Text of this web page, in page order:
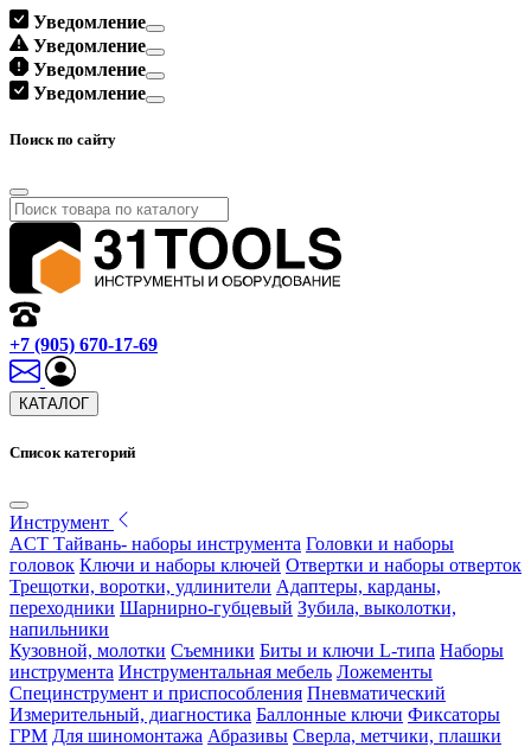
Уведомление
Уведомление
Уведомление
Уведомление
Поиск по сайту
+7 (905) 670-17-69
КАТАЛОГ
Список категорий
Инструмент
ACT Тайвань- наборы инструмента Головки и наборы
головок Ключи и наборы ключей Отвертки и наборы отверток
Трещотки, воротки, удлинители Адаптеры, карданы,
переходники Шарнирно-губцевый Зубила, выколотки,
напильники
Кузовной, молотки Съемники Биты и ключи L-типа Наборы
инструмента Инструментальная мебель Ложементы
Специнструмент и приспособления Пневматический
Измерительный, диагностика Баллонные ключи Фиксаторы
ГРМ Для шиномонтажа Абразивы Сверла, метчики, плашки